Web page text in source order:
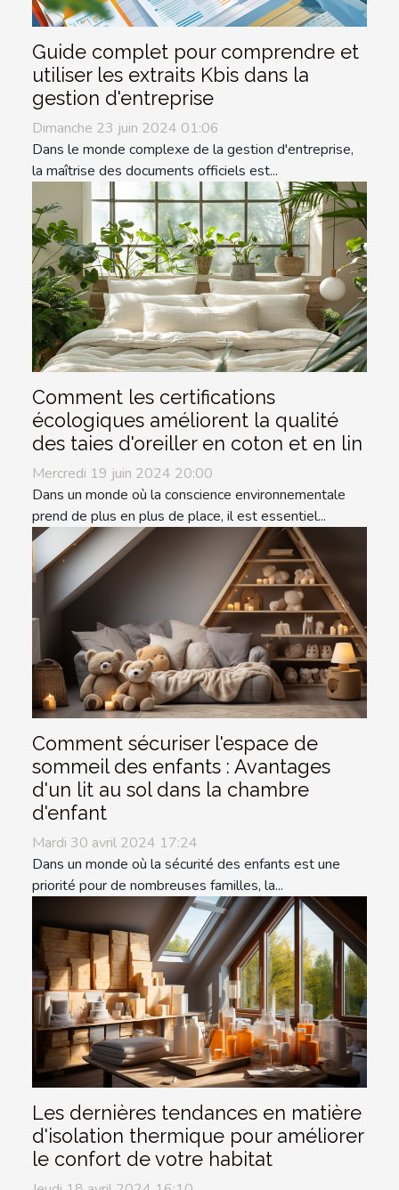
Guide complet pour comprendre et
utiliser les extraits Kbis dans la
gestion d'entreprise
Dimanche 23 juin 2024 01:06
Dans le monde complexe de la gestion d'entreprise,
la maîtrise des documents officiels est...
Comment les certifications
écologiques améliorent la qualité
des taies d'oreiller en coton et en lin
Mercredi 19 juin 2024 20:00
Dans un monde où la conscience environnementale
prend de plus en plus de place, il est essentiel...
Comment sécuriser l'espace de
sommeil des enfants : Avantages
d'un lit au sol dans la chambre
d'enfant
Mardi 30 avril 2024 17:24
Dans un monde où la sécurité des enfants est une
priorité pour de nombreuses familles, la...
Les dernières tendances en matière
d'isolation thermique pour améliorer
le confort de votre habitat